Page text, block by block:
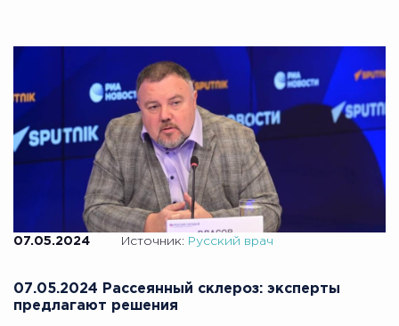
07.05.2024 Источник: Русский врач
07.05.2024 Рассеянный склероз: эксперты
предлагают решения